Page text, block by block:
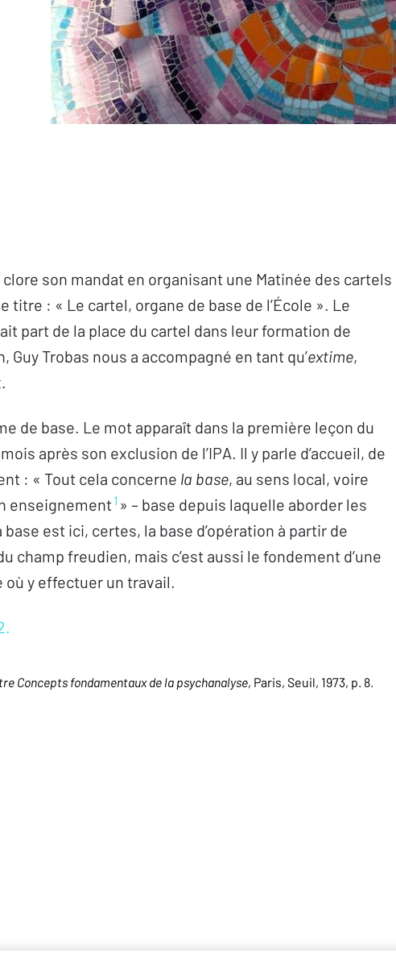
son mandat en organisant une Matinée des cartels
titre : « Le cartel, organe de base de l’École ». Le
part de la place du cartel dans leur formation de
Trobas nous a accompagné en tant qu’extime,
de base. Le mot apparaît dans la première leçon du
après son exclusion de l’IPA. Il y parle d’accueil, de
: « Tout cela concerne la base, au sens local, voire
enseignement1 » – base depuis laquelle aborder les
est ici, certes, la base d’opération à partir de
champ freudien, mais c’est aussi le fondement d’une
où y effectuer un travail.
Concepts fondamentaux de la psychanalyse, Paris, Seuil, 1973, p. 8.